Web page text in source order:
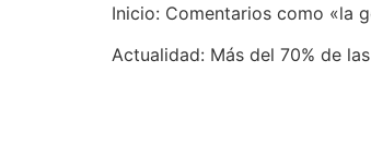
Inicio: Comentarios como «la
Actualidad: Más del 70% de